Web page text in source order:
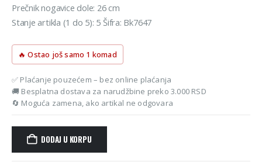
Prečnik nogavice dole: 26 cm
Stanje artikla (1 do 5): 5 Šifra: Bk7647
🔥 Ostao još samo 1 komad
✅ Plaćanje pouzećem – bez online plaćanja
🚚 Besplatna dostava za narudžbine preko 3.000 RSD
🔄 Moguća zamena, ako artikal ne odgovara
DODAJ U KORPU
Alternative: